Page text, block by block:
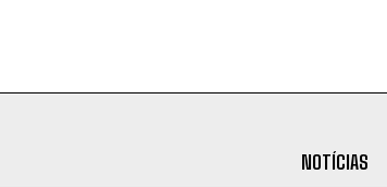
NOTÍCIAS